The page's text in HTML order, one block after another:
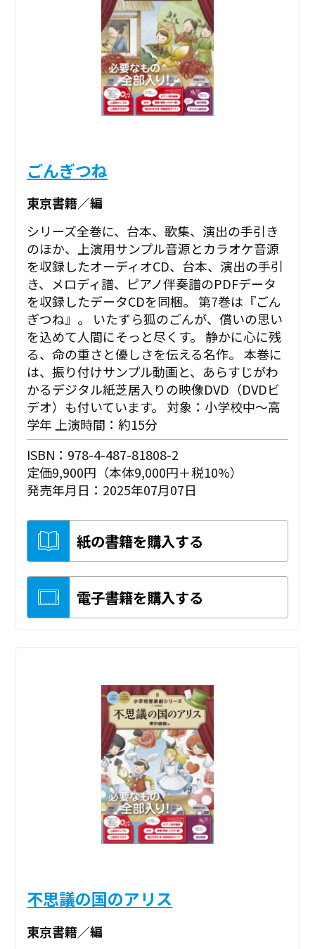
ごんぎつね
東京書籍／編
シリーズ全巻に、台本、歌集、演出の手引き
のほか、上演用サンプル音源とカラオケ音源
を収録したオーディオCD、台本、演出の手引
き、メロディ譜、ピアノ伴奏譜のPDFデータ
を収録したデータCDを同梱。 第7巻は『ごん
ぎつね』。 いたずら狐のごんが、償いの思い
を込めて人間にそっと尽くす。 静かに心に残
る、命の重さと優しさを伝える名作。 本巻に
は、振り付けサンプル動画と、あらすじがわ
かるデジタル紙芝居入りの映像DVD（DVDビ
デオ）も付いています。 対象：小学校中～高
学年 上演時間：約15分
ISBN：978-4-487-81808-2
定価9,900円（本体9,000円＋税10%）
発売年月日：2025年07月07日
紙の書籍を購入する
電子書籍を購入する
不思議の国のアリス
東京書籍／編